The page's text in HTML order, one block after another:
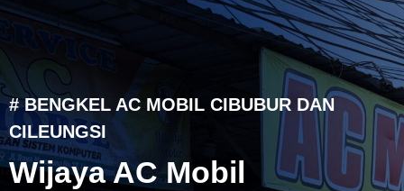
# BENGKEL AC MOBIL CIBUBUR DAN
CILEUNGSI
Wijaya AC Mobil